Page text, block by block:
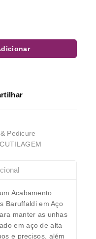
Pedicure
CUTILAGEM
Acabamento
Baruffaldi em Aço
manter as unhas
em aço de alta
e precisos, além